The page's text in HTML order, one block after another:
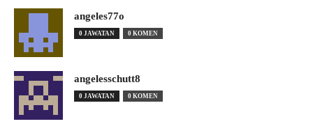
angeles77o
0 JAWATAN 0 KOMEN
angelesschutt8
0 JAWATAN 0 KOMEN